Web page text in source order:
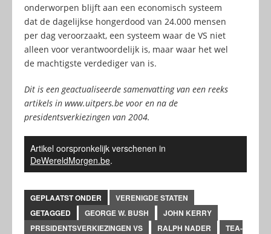
onderworpen blijft aan een economisch systeem
dat de dagelijkse hongerdood van 24.000 mensen
per dag veroorzaakt, een systeem waar de VS niet
alleen voor verantwoordelijk is, maar waar het wel
de machtigste verdediger van is.
Dit is een geactualiseerde samenvatting van een reeks
artikels in www.uitpers.be voor en na de
presidentsverkiezingen van 2004.
Artikel oorspronkelijk verschenen in
DeWereldMorgen.be.
GEPLAATST ONDER
VERENIGDE STATEN
GETAGGED
GEORGE W. BUSH
JOHN KERRY
PRESIDENTSVERKIEZINGEN VS
RALPH NADER
TEA-